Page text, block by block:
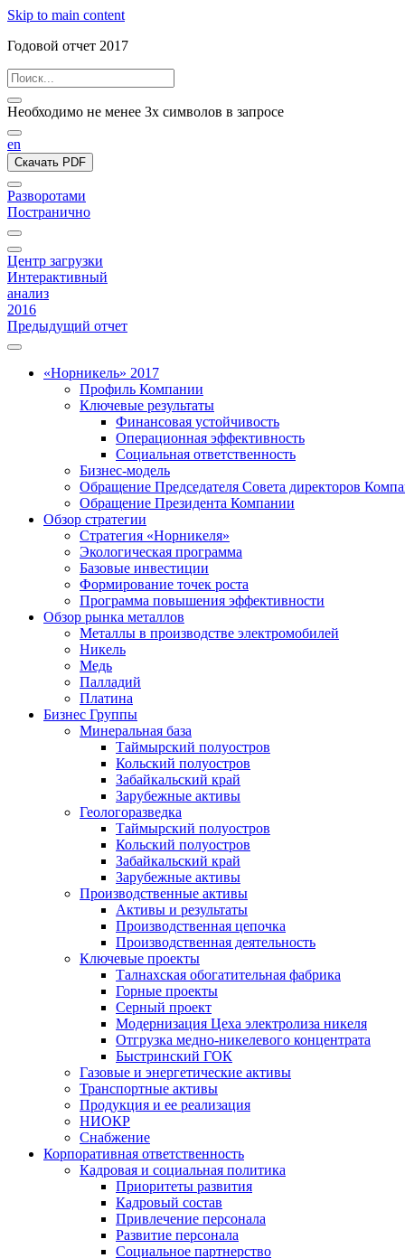
Skip to main content
Годовой отчет 2017
Необходимо не менее 3х символов в запросе
en
Скачать PDF
Разворотами
Постранично
Центр загрузки
Интерактивный
анализ
2016
Предыдущий отчет
«Норникель» 2017
Профиль Компании
Ключевые результаты
Финансовая устойчивость
Операционная эффективность
Социальная ответственность
Бизнес-модель
Обращение Председателя Совета директоров
Обращение Президента Компании
Обзор стратегии
Стратегия «Норникеля»
Экологическая программа
Базовые инвестиции
Формирование точек роста
Программа повышения эффективности
Обзор рынка металлов
Металлы в производстве электромобилей
Никель
Медь
Палладий
Платина
Бизнес Группы
Минеральная база
Таймырский полуостров
Кольский полуостров
Забайкальский край
Зарубежные активы
Геологоразведка
Таймырский полуостров
Кольский полуостров
Забайкальский край
Зарубежные активы
Производственные активы
Активы и результаты
Производственная цепочка
Производственная деятельность
Ключевые проекты
Талнахская обогатительная фабрика
Горные проекты
Серный проект
Модернизация Цеха электролиза никеля
Отгрузка медно-никелевого концентрата
Быстринский ГОК
Газовые и энергетические активы
Транспортные активы
Продукция и ее реализация
НИОКР
Снабжение
Корпоративная ответственность
Кадровая и социальная политика
Приоритеты развития
Кадровый состав
Привлечение персонала
Развитие персонала
Социальное партнерство